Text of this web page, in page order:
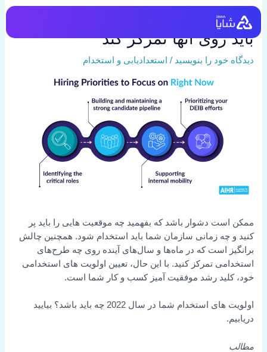
پرش
محتوا
4 اولویت استخدام که سازمان شما
باید روی آنها تمرکز کند
دیدگاه‌ خود را بنویسید / استعدادیابی و استخدام
ممکن است دشوار باشد که بفهمید چه موقعیت هایی را باید پر
کنید و چه زمانی سازمان شما باید استخدام شود. همچنین چالش
برانگیز است که در ماه‌ها و سال‌های آینده روی چه طرح‌های
استخدامی تمرکز کنید. با این حال، تعیین اولویت های استخدامی
خود، کلید رشد موفقیت آمیز کسب و کار شما است.
اولویت های استخدام شما در سال 2022 چه باید باشد؟ بیایید
دریابیم.
مطالب